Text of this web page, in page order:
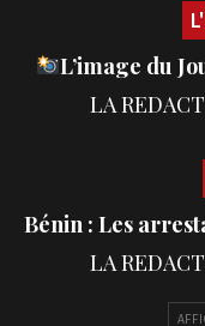
L’image du
Bénin : Les